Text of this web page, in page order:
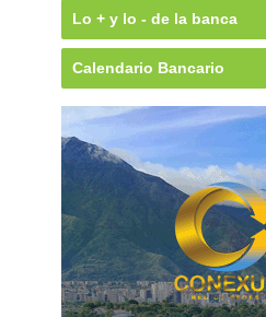
Lo + y lo - de la banca
Calendario Bancario